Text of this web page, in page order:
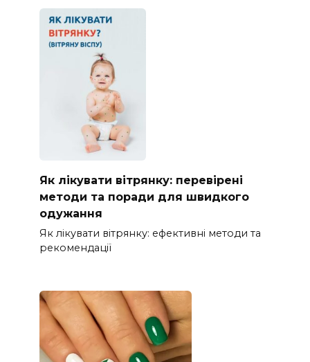
Як лікувати вітрянку: перевірені
методи та поради для швидкого
одужання
Як лікувати вітрянку: ефективні методи та
рекомендації